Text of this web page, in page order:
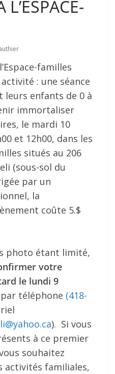
familles
: une séance
enfants de 0 à
immortaliser
le mardi 10
et 12h00, dans les
situés au 206
(sous-sol du
par un
la
coûte 5.$
photo étant limité,
votre
le lundi 9
par téléphone (418-
ca). Si vous
à ce premier
souhaitez
activités familiales,